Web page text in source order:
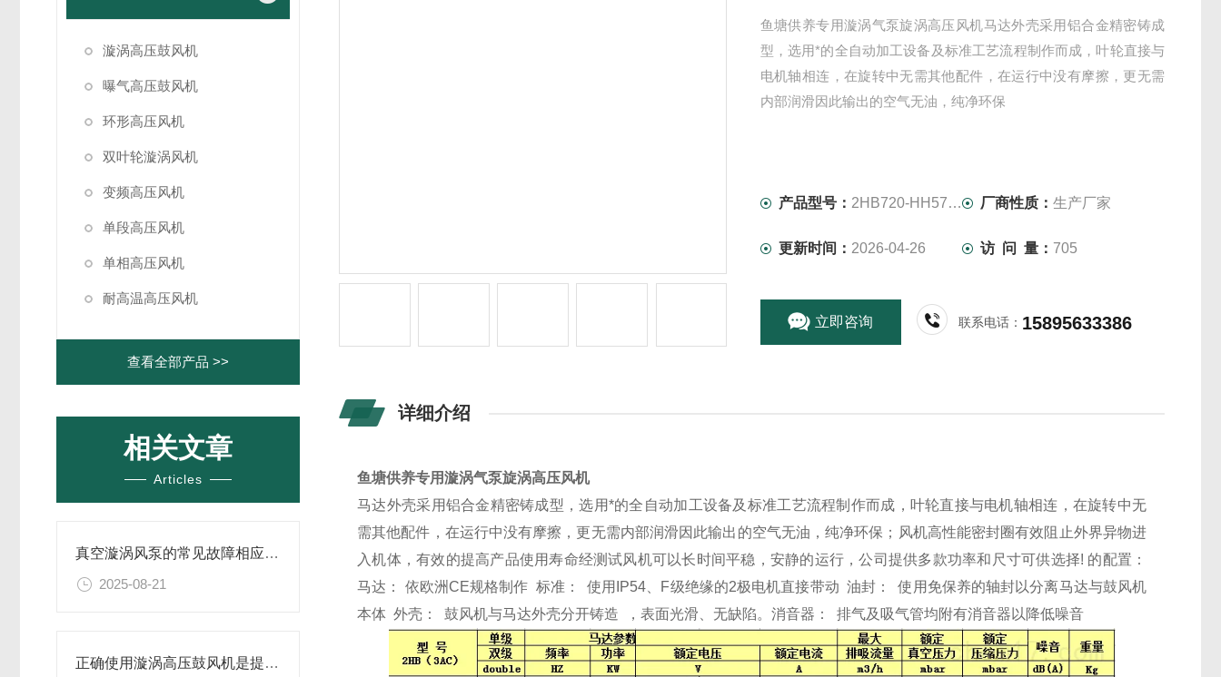
漩涡高压鼓风机
曝气高压鼓风机
环形高压风机
双叶轮漩涡风机
变频高压风机
单段高压风机
单相高压风机
耐高温高压风机
查看全部产品 >>
相关文章
Articles
真空漩涡风泵的常见故障相应解决方案分享
2025-08-21
正确使用漩涡高压鼓风机是提升效率与安全性的关键
鱼塘供养专用漩涡气泵旋涡高压风机马达外壳采用铝合金精密铸成
型，选用*的全自动加工设备及标准工艺流程制作而成，叶轮直接与
电机轴相连，在旋转中无需其他配件，在运行中没有摩擦，更无需
内部润滑因此输出的空气无油，纯净环保
产品型号： 2HB720-HH57-7.5KW-380V 厂商性质：生产厂家
更新时间： 2026-04-26 访 问 量： 705
立即咨询 联系电话： 15895633386
详细介绍
鱼塘供养专用漩涡气泵旋涡高压风机
马达外壳采用铝合金精密铸成型，选用*的全自动加工设备及标准工艺流程制作而成，叶轮直接与电机轴相连，在旋转中无
需其他配件，在运行中没有摩擦，更无需内部润滑因此输出的空气无油，纯净环保；风机高性能密封圈有效阻止外界异物进
入机体，有效的提高产品使用寿命经测试风机可以长时间平稳，安静的运行，公司提供多款功率和尺寸可供选择! 的配置：
马达：
依欧洲CE规格制作 标准： 使用IP54、F级绝缘的2极电机直接带动 油封： 使用免保养的轴封以分离马达与鼓风机
本体 外壳： 鼓风机与马达外壳分开铸造 ，表面光滑、无缺陷。消音器： 排气及吸气管均附有消音器以降低噪音